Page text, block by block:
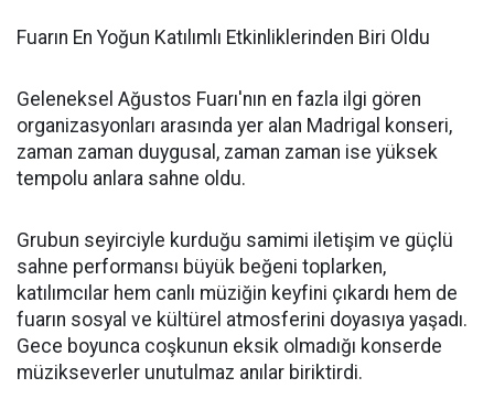
Fuarın En Yoğun Katılımlı Etkinliklerinden Biri Oldu
Geleneksel Ağustos Fuarı'nın en fazla ilgi gören
organizasyonları arasında yer alan Madrigal konseri,
zaman zaman duygusal, zaman zaman ise yüksek
tempolu anlara sahne oldu.
Grubun seyirciyle kurduğu samimi iletişim ve güçlü
sahne performansı büyük beğeni toplarken,
katılımcılar hem canlı müziğin keyfini çıkardı hem de
fuarın sosyal ve kültürel atmosferini doyasıya yaşadı.
Gece boyunca coşkunun eksik olmadığı konserde
müzikseverler unutulmaz anılar biriktirdi.